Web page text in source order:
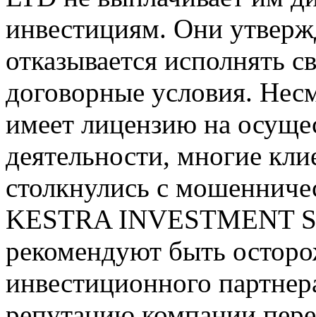
инвестициям. Они
отказывается исполнять
договорные условия.
имеет лицензию на
деятельности, многие
столкнулись с
KESTRA INVESTMENT
рекомендуют быть
инвестиционного